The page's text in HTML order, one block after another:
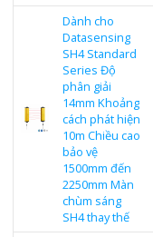
Dành cho
Datasensing
SH4 Standard
Series Độ
phân giải
14mm Khoảng
cách phát hiện
10m Chiều cao
bảo vệ
1500mm đến
2250mm Màn
chùm sáng
SH4 thay thế